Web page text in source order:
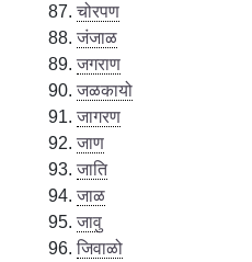
चोरपण
जंजाळ
जगराण
जळकायो
जागरण
जाण
जाति
जाळ
जावु
जिवाळो